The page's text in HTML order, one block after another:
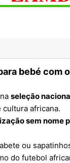
bebé com
seleção
africana.
sem nome
ou
do futebol